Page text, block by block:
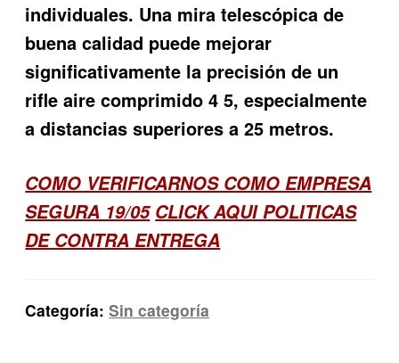
individuales. Una mira telescópica de
buena calidad puede mejorar
significativamente la precisión de un
rifle aire comprimido 4 5, especialmente
a distancias superiores a 25 metros.
COMO VERIFICARNOS COMO EMPRESA
SEGURA 19/05 CLICK AQUI POLITICAS
DE CONTRA ENTREGA
Categoría:Sin categoría